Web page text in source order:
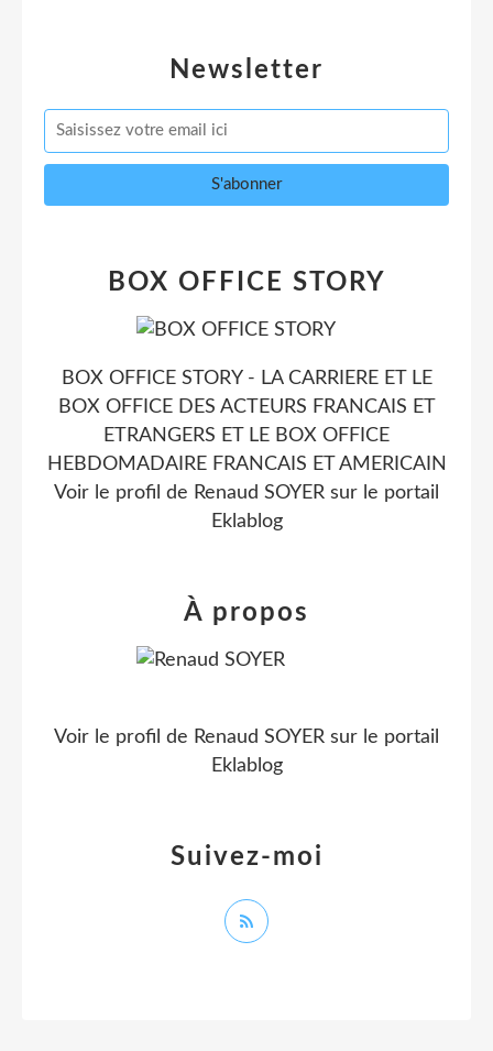
Newsletter
BOX OFFICE STORY
BOX OFFICE STORY - LA CARRIERE ET LE
BOX OFFICE DES ACTEURS FRANCAIS ET
ETRANGERS ET LE BOX OFFICE
HEBDOMADAIRE FRANCAIS ET AMERICAIN
Voir le profil de Renaud SOYER sur le portail
Eklablog
Suivez-moi
À propos
Voir le profil de Renaud SOYER sur le portail
Eklablog